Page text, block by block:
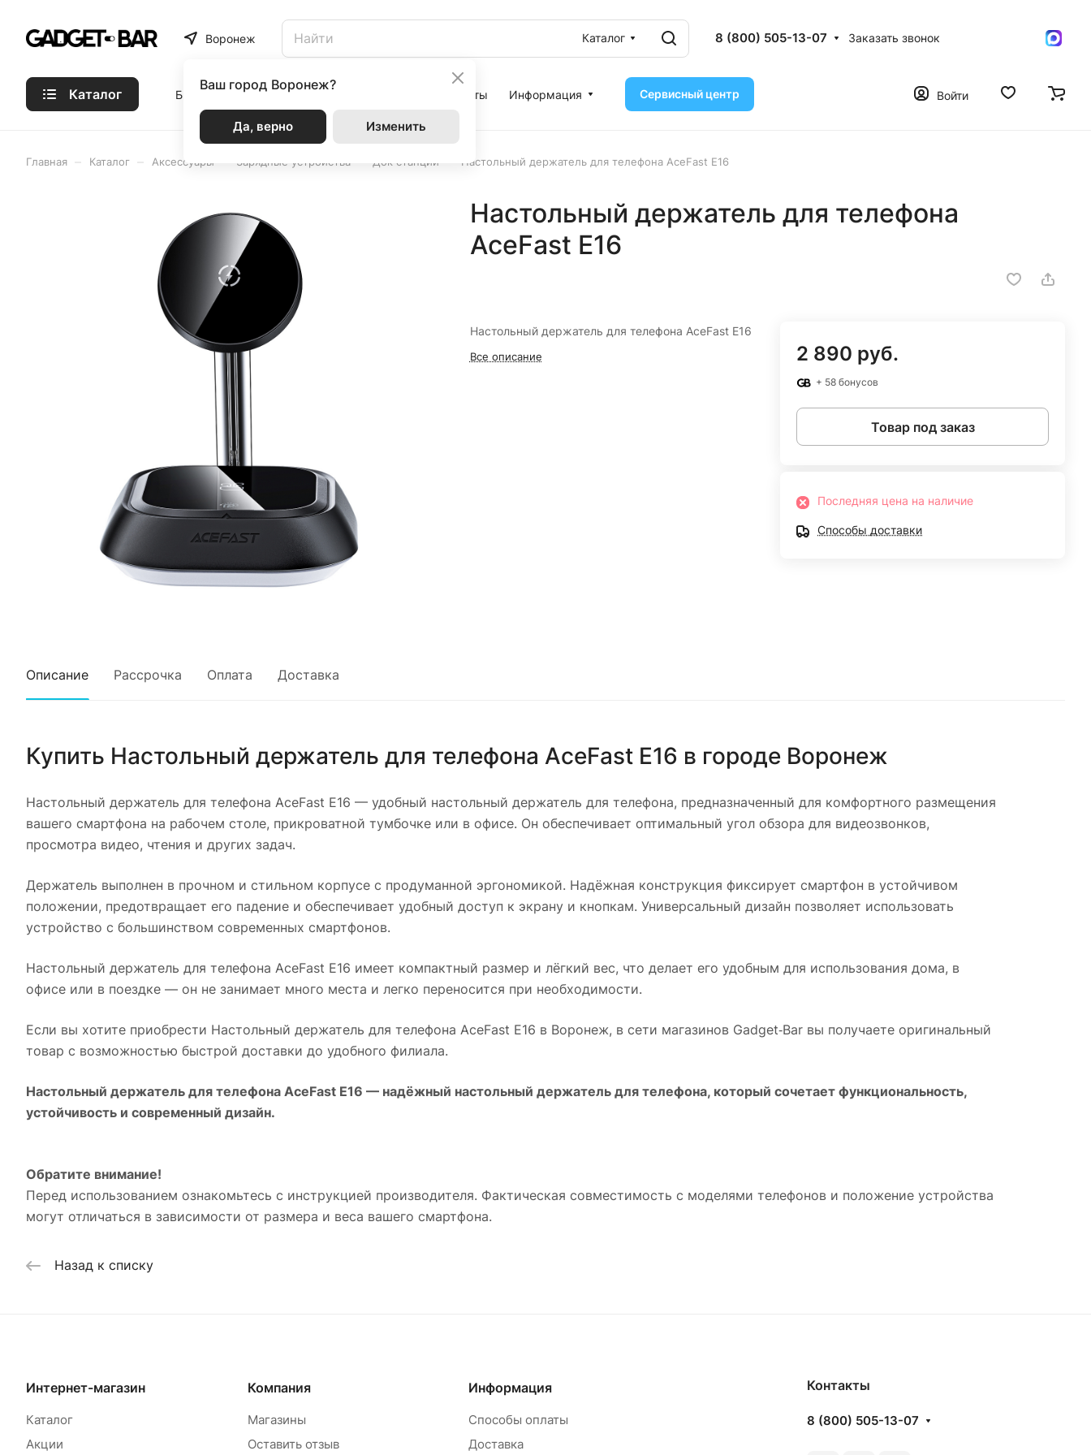
Воронеж
Ваш город Воронеж?
Да, верно Изменить
Каталог 8 (800) 505-13-07 Заказать звонок
Каталог Бренды Статьи Акции Контакты Информация Сервисный центр Войти
Главная Каталог Аксессуары Зарядные устройства Док станции Настольный держатель для телефона AceFast E16
Настольный держатель для телефона
AceFast E16
Настольный держатель для телефона AceFast E16
Все описание 2 890 руб.
+ 58 бонусов
Товар под заказ
Последняя цена на наличие
Способы доставки
Описание Рассрочка Оплата Доставка
Купить Настольный держатель для телефона AceFast E16 в городе Воронеж
Настольный держатель для телефона AceFast E16 — удобный настольный держатель для телефона, предназначенный для комфортного размещения
вашего смартфона на рабочем столе, прикроватной тумбочке или в офисе. Он обеспечивает оптимальный угол обзора для видеозвонков,
просмотра видео, чтения и других задач.
Держатель выполнен в прочном и стильном корпусе с продуманной эргономикой. Надёжная конструкция фиксирует смартфон в устойчивом
положении, предотвращает его падение и обеспечивает удобный доступ к экрану и кнопкам. Универсальный дизайн позволяет использовать
устройство с большинством современных смартфонов.
Настольный держатель для телефона AceFast E16 имеет компактный размер и лёгкий вес, что делает его удобным для использования дома, в
офисе или в поездке — он не занимает много места и легко переносится при необходимости.
Если вы хотите приобрести Настольный держатель для телефона AceFast E16 в Воронеж, в сети магазинов Gadget‑Bar вы получаете оригинальный
товар с возможностью быстрой доставки до удобного филиала.
Настольный держатель для телефона AceFast E16 — надёжный настольный держатель для телефона, который сочетает функциональность,
устойчивость и современный дизайн.
Обратите внимание!
Перед использованием ознакомьтесь с инструкцией производителя. Фактическая совместимость с моделями телефонов и положение устройства
могут отличаться в зависимости от размера и веса вашего смартфона.
Назад к списку
Интернет-магазин
Каталог
Акции
Компания
Магазины
Оставить отзыв
Информация
Способы оплаты
Доставка
Контакты
8 (800) 505-13-07